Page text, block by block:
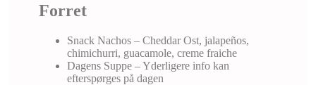
Forret
Snack Nachos – Cheddar Ost, jalapeños,
chimichurri, guacamole, creme fraiche
Dagens Suppe – Yderligere info kan
efterspørges på dagen